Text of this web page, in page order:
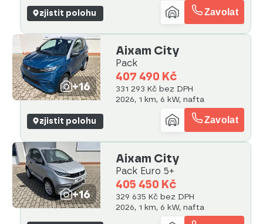
zjistit polohu Zavolat
+16
Aixam City
Pack
407 490 Kč
331 293 Kč bez DPH
2026, 1 km, 6 kW, nafta
zjistit polohu Zavolat
+16
Aixam City
Pack Euro 5+
405 450 Kč
329 635 Kč bez DPH
2026, 1 km, 6 kW, nafta